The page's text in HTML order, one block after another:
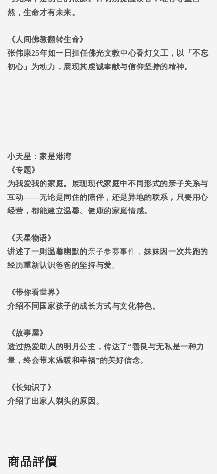
然，生命才有未来。
《人间佛教翻转生命》
张伟康25年如一日担任佛光文教中心香灯义工，以「不忘
初心」为动力，展现其虔诚奉献与信仰坚持的精神。
小天星：家是港湾
《专题》
为我爱我的家庭。
展现现代家庭中不同形式的亲子关系与
互动——无论是同住的陪伴，还是异地的联系，只要用心
经营，都能建立温馨、健康的家庭情感。
《天星物语》
讲述了一则温馨幽默的亲子参赛事件，妹妹因一次共跑的
经历重新认识爸爸的坚持与爱。
《带你看世界》
介绍不同国家孩子的成长方式与文化特色。
《故事屋》
透过热爱助人的明月公主，传达了“善良与无私是一种力
量，终会带来温暖和幸福”的美好信念。
《长知识了》
介绍了出家人剃头的原因。
商品評價